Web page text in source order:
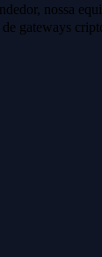
nossa
gateways